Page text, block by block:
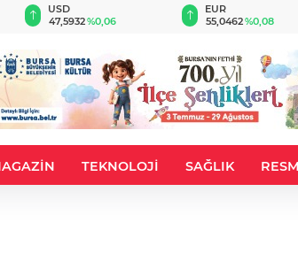
USD
47,5932%0,06
EUR
55,0462%0,08
TEKNOLOJİ SAĞLIK